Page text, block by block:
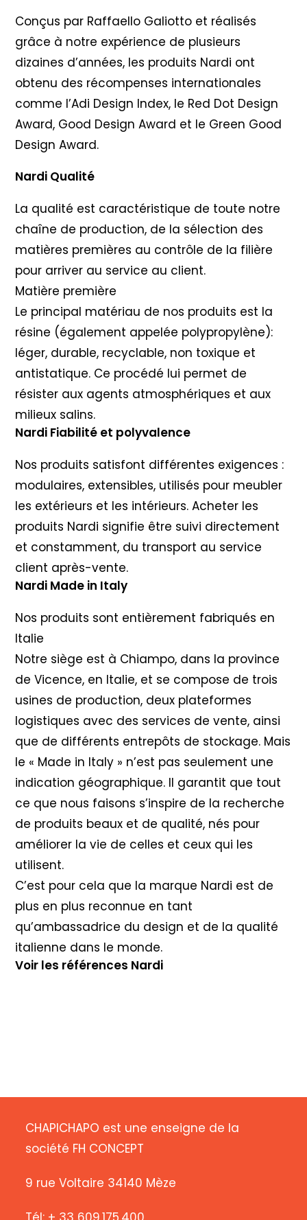
Conçus par Raffaello Galiotto et réalisés
grâce à notre expérience de plusieurs
dizaines d’années, les produits Nardi ont
obtenu des récompenses internationales
comme l’Adi Design Index, le Red Dot Design
Award, Good Design Award et le Green Good
Design Award.
Nardi Qualité
La qualité est caractéristique de toute notre
chaîne de production, de la sélection des
matières premières au contrôle de la filière
pour arriver au service au client.
Matière première
Le principal matériau de nos produits est la
résine (également appelée polypropylène):
léger, durable, recyclable, non toxique et
antistatique. Ce procédé lui permet de
résister aux agents atmosphériques et aux
milieux salins.
Nardi Fiabilité et polyvalence
Nos produits satisfont différentes exigences :
modulaires, extensibles, utilisés pour meubler
les extérieurs et les intérieurs. Acheter les
produits Nardi signifie être suivi directement
et constamment, du transport au service
client après-vente.
Nardi Made in Italy
Nos produits sont entièrement fabriqués en
Italie
Notre siège est à Chiampo, dans la province
de Vicence, en Italie, et se compose de trois
usines de production, deux plateformes
logistiques avec des services de vente, ainsi
que de différents entrepôts de stockage. Mais
le « Made in Italy » n’est pas seulement une
indication géographique. Il garantit que tout
ce que nous faisons s’inspire de la recherche
de produits beaux et de qualité, nés pour
améliorer la vie de celles et ceux qui les
utilisent.
C’est pour cela que la marque Nardi est de
plus en plus reconnue en tant
qu’ambassadrice du design et de la qualité
italienne dans le monde.
Voir les références Nardi
CHAPICHAPO est une enseigne de la
société FH CONCEPT
9 rue Voltaire 34140 Mèze